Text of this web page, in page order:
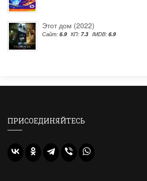
Этот дом (2022)
Сайт: 6.9 КП: 7.3 IMDB: 6.9
ПРИСОЕДИНЯЙТЕСЬ